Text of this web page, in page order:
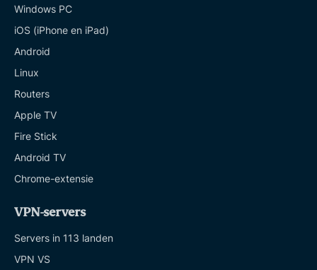
Windows PC
iOS (iPhone en iPad)
Android
Linux
Routers
Apple TV
Fire Stick
Android TV
Chrome-extensie
VPN-servers
Servers in 113 landen
VPN VS